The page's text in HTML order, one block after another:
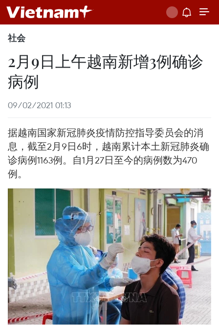
社会
2月9日上午越南新增3例确诊
病例
09/02/2021 01:13
据越南国家新冠肺炎疫情防控指导委员会的消
息，截至2月9日6时，越南累计本土新冠肺炎确
诊病例1163例。自1月27日至今的病例数为470
例。